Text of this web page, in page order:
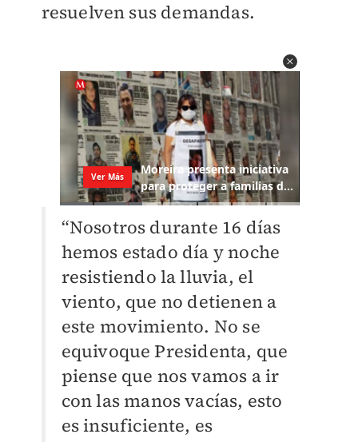
resuelven sus demandas.
“Nosotros durante 16 días
hemos estado día y noche
resistiendo la lluvia, el
viento, que no detienen a
este movimiento. No se
equivoque Presidenta, que
piense que nos vamos a ir
con las manos vacías, esto
es insuficiente, es